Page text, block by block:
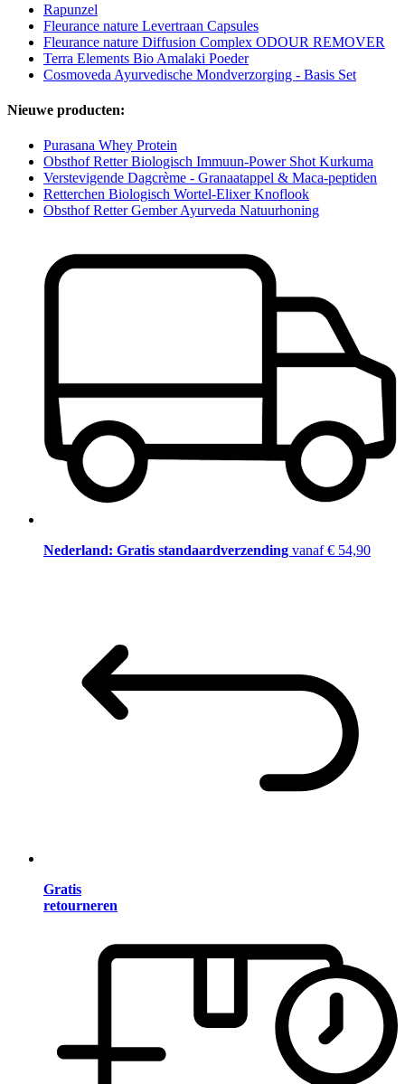
Rapunzel
Fleurance nature Levertraan Capsules
Fleurance nature Diffusion Complex ODOUR REMOVER
Terra Elements Bio Amalaki Poeder
Cosmoveda Ayurvedische Mondverzorging - Basis Set
Nieuwe producten:
Purasana Whey Protein
Obsthof Retter Biologisch Immuun-Power Shot Kurkuma
Verstevigende Dagcrème - Granaatappel & Maca-peptiden
Retterchen Biologisch Wortel-Elixer Knoflook
Obsthof Retter Gember Ayurveda Natuurhoning
Nederland: Gratis standaardverzending vanaf € 54,90
Gratis
retourneren